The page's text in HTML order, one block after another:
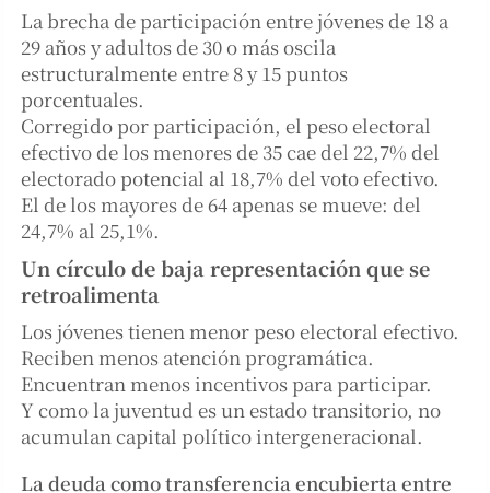
La brecha de participación entre jóvenes de 18 a
29 años y adultos de 30 o más oscila
estructuralmente entre 8 y 15 puntos
porcentuales.
Corregido por participación, el peso electoral
efectivo de los menores de 35 cae del 22,7% del
electorado potencial al 18,7% del voto efectivo.
El de los mayores de 64 apenas se mueve: del
24,7% al 25,1%.
Un círculo de baja representación que se
retroalimenta
Los jóvenes tienen menor peso electoral efectivo.
Reciben menos atención programática.
Encuentran menos incentivos para participar.
Y como la juventud es un estado transitorio, no
acumulan capital político intergeneracional.
La deuda como transferencia encubierta entre